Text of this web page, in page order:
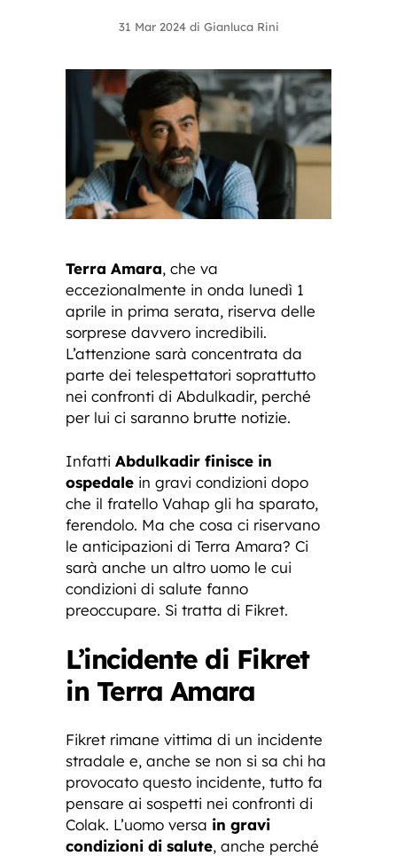
31 Mar 2024 di Gianluca Rini
Terra Amara, che va
eccezionalmente in onda lunedì 1
aprile in prima serata, riserva delle
sorprese davvero incredibili.
L’attenzione sarà concentrata da
parte dei telespettatori soprattutto
nei confronti di Abdulkadir, perché
per lui ci saranno brutte notizie.
Infatti Abdulkadir finisce in
ospedale in gravi condizioni dopo
che il fratello Vahap gli ha sparato,
ferendolo. Ma che cosa ci riservano
le anticipazioni di Terra Amara? Ci
sarà anche un altro uomo le cui
condizioni di salute fanno
preoccupare. Si tratta di Fikret.
L’incidente di Fikret
in Terra Amara
Fikret rimane vittima di un incidente
stradale e, anche se non si sa chi ha
provocato questo incidente, tutto fa
pensare ai sospetti nei confronti di
Colak. L’uomo versa in gravi
condizioni di salute, anche perché